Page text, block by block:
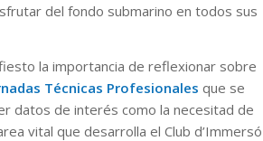
del fondo submarino en todos sus
la importancia de reflexionar sobre
Técnicas Profesionales que se
datos de interés como la necesitad de
vital que desarrolla el Club d’Immersó